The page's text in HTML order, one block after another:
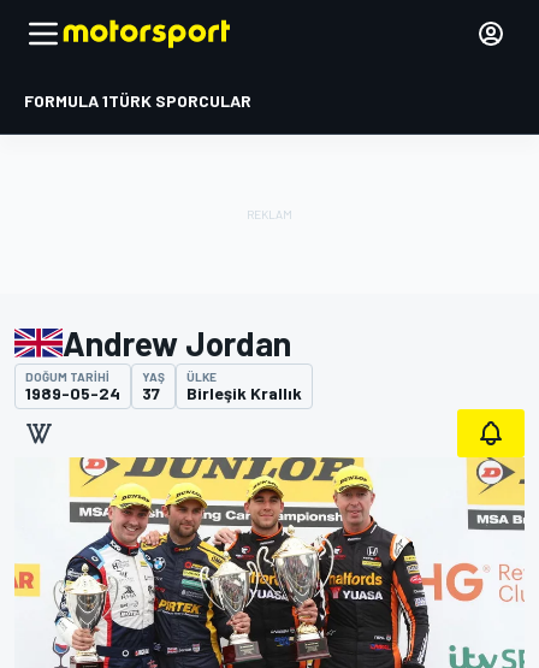
FORMULA 1TÜRK SPORCULAR
Andrew Jordan
DOĞUM TARIHI
1989-05-24
YAŞ
37
ÜLKE
Birleşik Krallık